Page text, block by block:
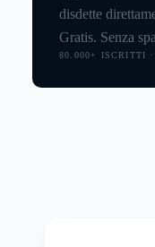
disdette
Gratis. Senza
80.000+ ISCRITTI